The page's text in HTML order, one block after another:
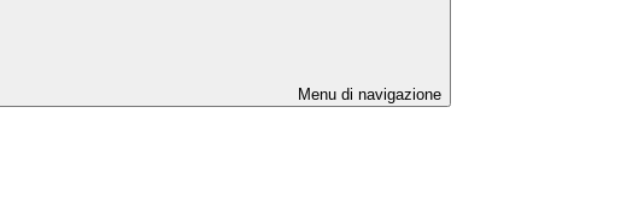
Menu di navigazione